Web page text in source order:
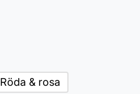
Röda & rosa